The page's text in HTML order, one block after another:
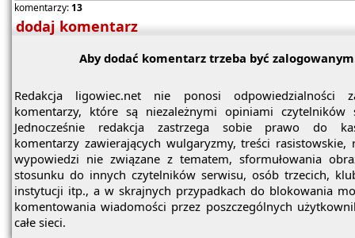
komentarzy:13
dodaj komentarz
Aby dodać komentarz trzeba być
Redakcja ligowiec.net nie ponosi odpowiedzialności
komentarzy, które są niezależnymi opiniami czytelników
Jednocześnie redakcja zastrzega sobie prawo do
komentarzy zawierających wulgaryzmy, treści rasistowskie,
wypowiedzi nie związane z tematem, sformułowania
stosunku do innych czytelników serwisu, osób trzecich,
instytucji itp., a w skrajnych przypadkach do blokowania
komentowania wiadomości przez poszczególnych
całe sieci.